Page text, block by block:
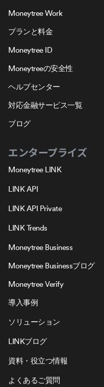
Moneytree Work
プランと料金
Moneytree ID
Moneytreeの安全性
ヘルプセンター
対応金融サービス一覧
ブログ
エンタープライズ
Moneytree LINK
LINK API
LINK API Private
LINK Trends
Moneytree Business
Moneytree Businessブログ
Moneytree Verify
導入事例
ソリューション
LINKブログ
資料・役立つ情報
よくあるご質問